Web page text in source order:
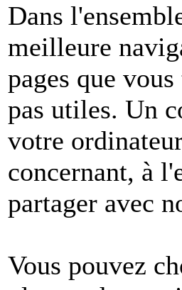
Dans
meilleure
pages que
pas utiles. Un
votre
concernant, à
partager avec
Vous pouvez